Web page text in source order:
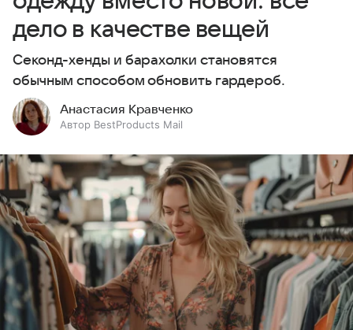
дело в качестве вещей
Секонд-хенды и барахолки становятся
обычным способом обновить гардероб.
Анастасия Кравченко
Автор BestProducts Mail